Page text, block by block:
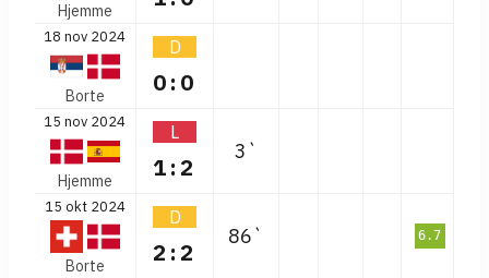
Hjemme
18 nov 2024
Borte
D
0:0
15 nov 2024
Hjemme
L
1:2
3`
15 okt 2024
Borte
D
2:2
86` 6.7